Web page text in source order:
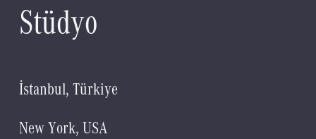
Stüdyo
İstanbul, Türkiye
NewYork, USA